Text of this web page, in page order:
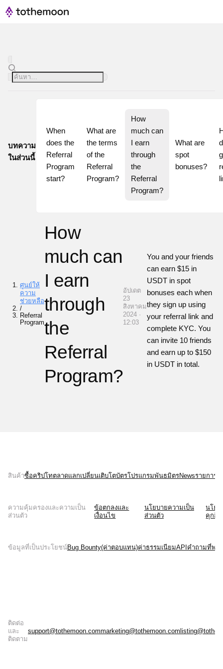
บทความ
ในส่วนนี้
When
does the
Referral
Program
start?
What are
the terms
of the
Referral
Program?
How
much can
I earn
through
the
Referral
Program?
What are
spot
bonuses?
ศูนย์ให้
ความ
ช่วยหลือ
/
Referral
Program
How
much can
I earn
through
the
Referral
Program?
อัปเดต
23
สิงหาคม
2024 ·
12:03
You and your friends
can earn$15 in
USDT in spot
bonuses each when
they sign up using
your referral link and
complete KYC. You
can invite 10 friends
and earn up to$150
in USDT in total.
สินค้าซื้อคริปโทตลาดแลกเปลี่ยนเติบโตบัตรโปรแกรมพันธมิตรNewsรายการ
ความคุ้มครองและความเป็น
ส่วนตัว
ข้อตกลงและ
เงื่อนไข
นโยบายความเป็น
ส่วนตัว
นโยบ
คุกกี้
ข้อมูลที่เป็นประโยชน์Bug Bounty(ค่าตอบแทน)ค่าธรรมเนียมAPI คำถามที่พบ
ติดต่อ
และ
ติดตาม
support@tothemoon.commarketing@tothemoon.com